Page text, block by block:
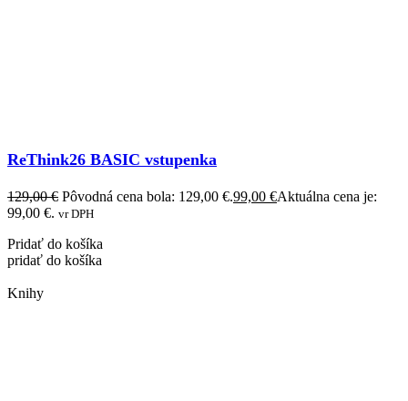
ReThink26 BASIC vstupenka
129,00€ Pôvodná cena bola: 129,00 €.99,00 €Aktuálna cena je:
99,00 €. vr DPH
Pridať do košíka
pridať do košíka
Knihy